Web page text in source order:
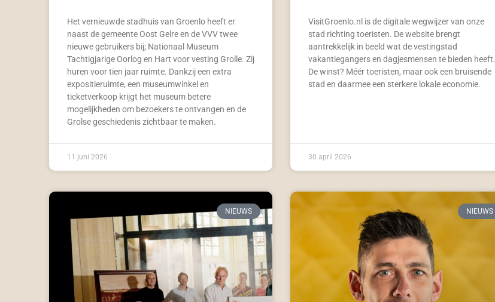
Het vernieuwde stadhuis van Groenlo heeft er
naast de gemeente Oost Gelre en de VVV twee
nieuwe gebruikers bij; Nationaal Museum
Tachtigjarige Oorlog en Hart voor vesting Grolle. Zij
huren voor tien jaar ruimte. Dankzij een extra
expositieruimte, een museumwinkel en
ticketverkoop krijgt het museum betere
mogelijkheden om bezoekers te ontvangen en de
Grolse geschiedenis zichtbaar te maken.
11 juni 2026
VisitGroenlo.nl is de digitale wegwijzer van onze
stad richting toeristen. De website brengt
aantrekkelijk in beeld wat de vestingstad
vakantiegangers en dagjesmensen te bieden heeft.
De winst? Méér toeristen, maar ook een bruisende
stad en daarmee een sterkere lokale economie.
30 april 2026
NIEUWS NIEUWS